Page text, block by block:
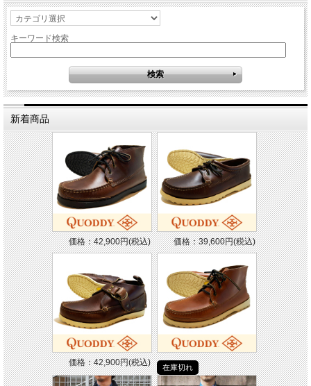
キーワード検索
新着商品
価格：42,900円(税込) 価格：39,600円(税込)
価格：42,900円(税込) 在庫切れ